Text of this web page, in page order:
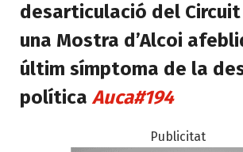
desarticulació del
una Mostra d’Alcoi
últim símptoma de la
política Auca#194
Publicitat